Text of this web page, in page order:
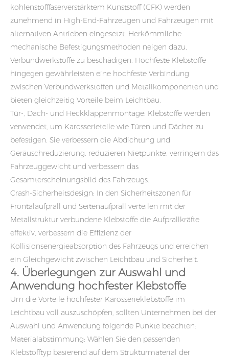
kohlenstofffaserverstärktem Kunststoff (CFK) werden
zunehmend in High-End-Fahrzeugen und Fahrzeugen mit
alternativen Antrieben eingesetzt. Herkömmliche
mechanische Befestigungsmethoden neigen dazu,
Verbundwerkstoffe zu beschädigen. Hochfeste Klebstoffe
hingegen gewährleisten eine hochfeste Verbindung
zwischen Verbundwerkstoffen und Metallkomponenten und
bieten gleichzeitig Vorteile beim Leichtbau.
Tür-, Dach- und Heckklappenmontage: Klebstoffe werden
verwendet, um Karosserieteile wie Türen und Dächer zu
befestigen. Sie verbessern die Abdichtung und
Geräuschreduzierung, reduzieren Nietpunkte, verringern das
Fahrzeuggewicht und verbessern das
Gesamterscheinungsbild des Fahrzeugs.
Crash-Sicherheitsdesign: In den Sicherheitszonen für
Frontalaufprall und Seitenaufprall verteilen mit der
Metallstruktur verbundene Klebstoffe die Aufprallkräfte
effektiv, verbessern die Effizienz der
Kollisionsenergieabsorption des Fahrzeugs und erreichen
ein Gleichgewicht zwischen Leichtbau und Sicherheit.
4. Überlegungen zur Auswahl und
Anwendung hochfester Klebstoffe
Um die Vorteile hochfester Karosserieklebstoffe im
Leichtbau voll auszuschöpfen, sollten Unternehmen bei der
Auswahl und Anwendung folgende Punkte beachten:
Materialabstimmung: Wählen Sie den passenden
Klebstofftyp basierend auf dem Strukturmaterial der